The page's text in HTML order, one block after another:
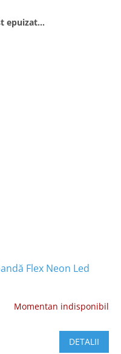
epuizat…
Flex Neon Led
Momentan indisponibil
DETALII